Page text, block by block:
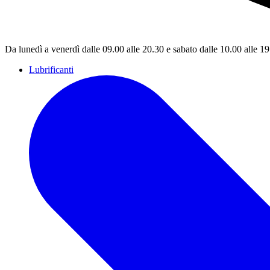
Da lunedì a venerdì dalle 09.00 alle 20.30 e sabato dalle 10.00 alle
Lubrificanti